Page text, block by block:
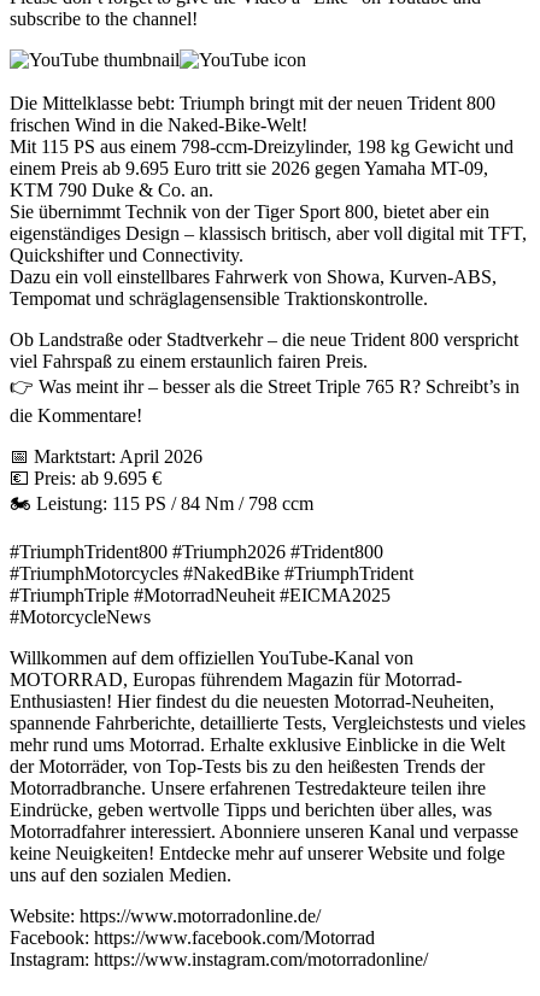
subscribe to the channel!
Die Mittelklasse bebt: Triumph bringt mit der neuen Trident 800
frischen Wind in die Naked-Bike-Welt!
Mit 115 PS aus einem 798-ccm-Dreizylinder, 198 kg Gewicht und
einem Preis ab 9.695 Euro tritt sie 2026 gegen Yamaha MT-09,
KTM 790 Duke & Co. an.
Sie übernimmt Technik von der Tiger Sport 800, bietet aber ein
eigenständiges Design – klassisch britisch, aber voll digital mit TFT,
Quickshifter und Connectivity.
Dazu ein voll einstellbares Fahrwerk von Showa, Kurven-ABS,
Tempomat und schräglagensensible Traktionskontrolle.
Ob Landstraße oder Stadtverkehr – die neue Trident 800 verspricht
viel Fahrspaß zu einem erstaunlich fairen Preis.
👉 Was meint ihr – besser als die Street Triple 765 R? Schreibt’s in
die Kommentare!
📅 Marktstart: April 2026
💶 Preis: ab 9.695 €
🏍️ Leistung: 115 PS / 84 Nm / 798 ccm
#TriumphTrident800 #Triumph2026 #Trident800
#TriumphMotorcycles #NakedBike #TriumphTrident
#TriumphTriple #MotorradNeuheit #EICMA2025
#MotorcycleNews
Willkommen auf dem offiziellen YouTube-Kanal von
MOTORRAD, Europas führendem Magazin für Motorrad-
Enthusiasten! Hier findest du die neuesten Motorrad-Neuheiten,
spannende Fahrberichte, detaillierte Tests, Vergleichstests und vieles
mehr rund ums Motorrad. Erhalte exklusive Einblicke in die Welt
der Motorräder, von Top-Tests bis zu den heißesten Trends der
Motorradbranche. Unsere erfahrenen Testredakteure teilen ihre
Eindrücke, geben wertvolle Tipps und berichten über alles, was
Motorradfahrer interessiert. Abonniere unseren Kanal und verpasse
keine Neuigkeiten! Entdecke mehr auf unserer Website und folge
uns auf den sozialen Medien.
Website: https://www.motorradonline.de/
Facebook: https://www.facebook.com/Motorrad
Instagram: https://www.instagram.com/motorradonline/